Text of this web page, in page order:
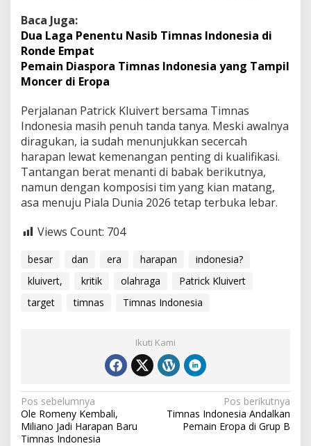
Baca Juga:
Dua Laga Penentu Nasib Timnas Indonesia di
Ronde Empat
Pemain Diaspora Timnas Indonesia yang Tampil
Moncer di Eropa
Perjalanan Patrick Kluivert bersama Timnas
Indonesia masih penuh tanda tanya. Meski awalnya
diragukan, ia sudah menunjukkan secercah
harapan lewat kemenangan penting di kualifikasi.
Tantangan berat menanti di babak berikutnya,
namun dengan komposisi tim yang kian matang,
asa menuju Piala Dunia 2026 tetap terbuka lebar.
Views Count: 704
besar dan era harapan
indonesia?
kluivert,
kritik olahraga
Patrick Kluivert
target
timnas Timnas Indonesia
Ikuti Kami
Navigasi
pos
Pos sebelumnya
Ole Romeny Kembali,
Miliano Jadi Harapan Baru
Timnas Indonesia
Pos berikutnya
Timnas Indonesia Andalkan
Pemain Eropa di Grup B